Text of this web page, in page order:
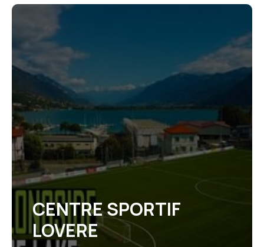
CENTRE SPORTIF
LOVERE